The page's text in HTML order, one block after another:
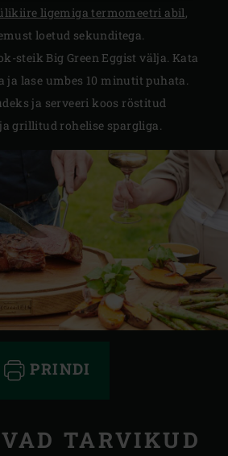
ligemiga termomeetri abil,
loetud sekunditega.
steik Big Green Eggist välja. Kata
lase umbes 10 minutit puhata.
ja serveeri koos röstitud
grillitud rohelise spargliga.
PRINDI
TARVIKUD